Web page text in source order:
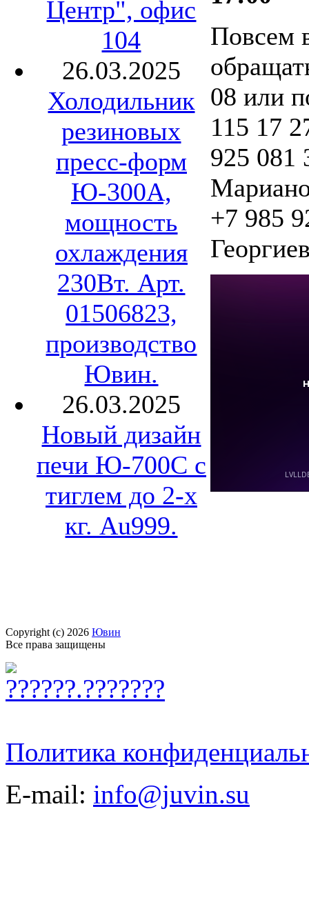
Центр", офис
104
26.03.2025
Холодильник
резиновых
пресс-форм
Ю-300А,
мощность
охлаждения
230Вт. Арт.
01506823,
производство
Ювин.
26.03.2025
Новый дизайн
печи Ю-700С с
тиглем до 2-х
кг. Au999.
Повсем
08 или
115 17
925 081
+7 985
Copyright (c) 2026 Ювин
Все права защищены
Политика
E-mail: info@juvin.su